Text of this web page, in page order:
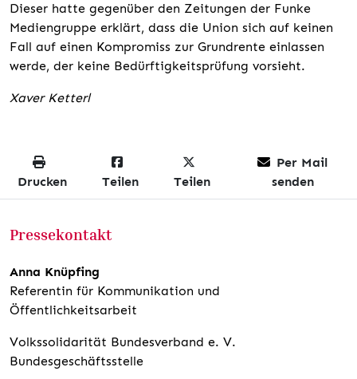
Dieser hatte gegenüber den Zeitungen der Funke
Mediengruppe erklärt, dass die Union sich auf keinen
Fall auf einen Kompromiss zur Grundrente einlassen
werde, der keine Bedürftigkeitsprüfung vorsieht.
Xaver Ketterl
Drucken Teilen Teilen
Per Mail
senden
Pressekontakt
Anna Knüpfing
Referentin für Kommunikation und
Öffentlichkeitsarbeit
Volkssolidarität Bundesverband e. V.
Bundesgeschäftsstelle